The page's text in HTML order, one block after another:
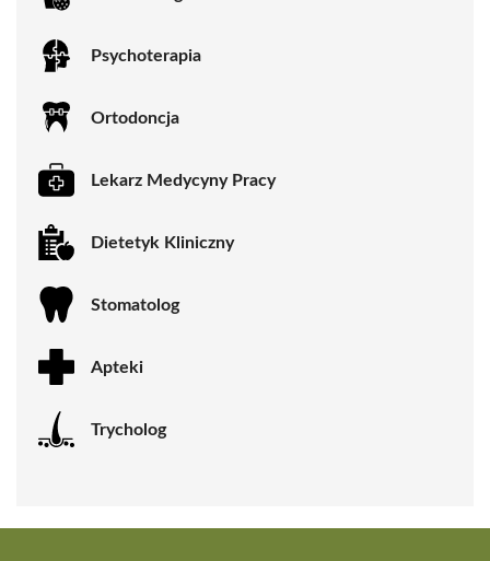
Psychoterapia
Ortodoncja
Lekarz Medycyny Pracy
Dietetyk Kliniczny
Stomatolog
Apteki
Trycholog